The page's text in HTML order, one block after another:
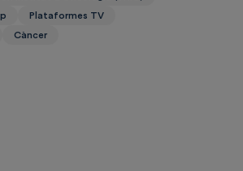
Plataformes TV
Càncer